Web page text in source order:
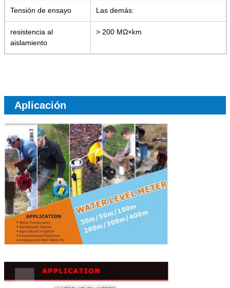
Tensión de ensayo Las demás:
resistencia al
aislamiento
> 200 MΩ×km
Aplicación